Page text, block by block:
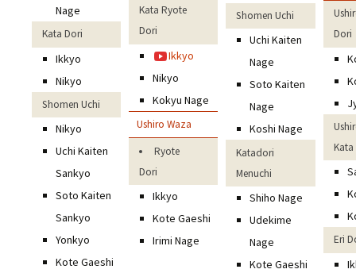
Nage
Kata Dori
Ikkyo
Nikyo
Shomen Uchi
Nikyo
Uchi Kaiten
Sankyo
Soto Kaiten
Sankyo
Yonkyo
Kote Gaeshi
Kata Ryote
Dori
Ikkyo
Nikyo
Kokyu Nage
Ushiro Waza
Ryote
Dori
Ikkyo
Kote Gaeshi
Irimi Nage
Shomen Uchi
Uchi Kaiten
Nage
Soto Kaiten
Nage
Koshi Nage
Katadori
Menuchi
Shiho Nage
Udekime
Nage
Kote Gaeshi
Dori
Eri